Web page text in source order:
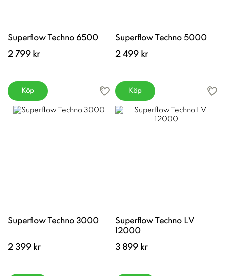
Superflow Techno 6500
2 799 kr
Köp
Superflow Techno 5000
2 499 kr
Köp
Superflow Techno 3000
2 399 kr
Superflow Techno LV
12000
3 899 kr